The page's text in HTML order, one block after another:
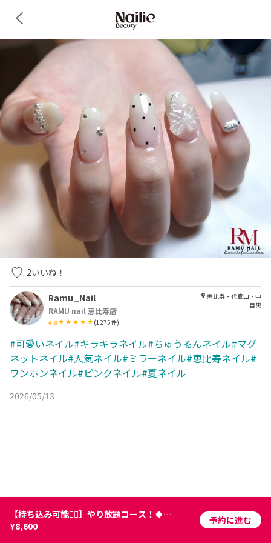
2いいね！
Ramu_Nail
RAMU nail 恵比寿店
4.8 (1275件)
恵比寿・代官山・中
目黒
#可愛いネイル#キラキラネイル#ちゅうるんネイル#マグ
ネットネイル#人気ネイル#ミラーネイル#恵比寿ネイル#
ワンホンネイル#ピンクネイル#夏ネイル
2026/05/13
【持ち込み可能🙆‍♀️】やり放題コース！🍀 ⏰120分
¥8,600
予約に進む